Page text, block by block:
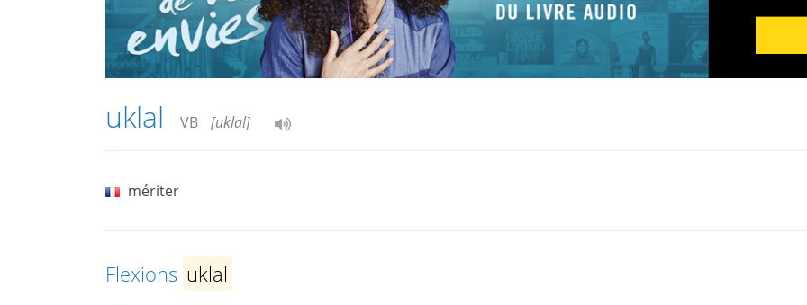
uklal VB [uklal]
mériter
Flexions uklal